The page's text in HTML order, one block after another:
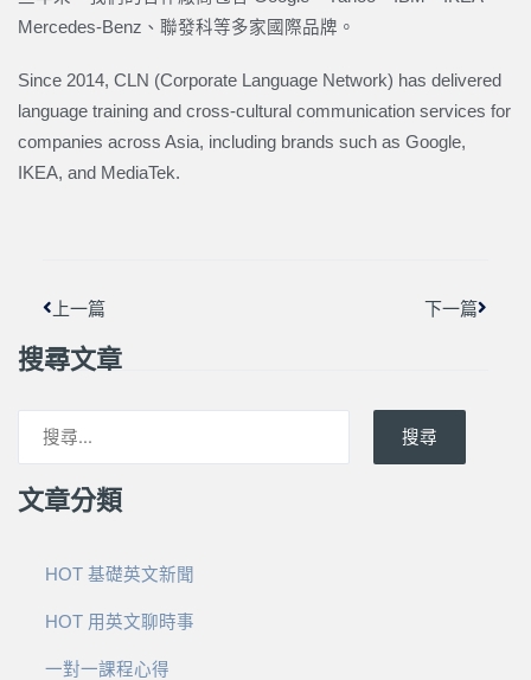
Mercedes-Benz、聯發科等多家國際品牌。
Since 2014, CLN (Corporate Language Network) has delivered
language training and cross-cultural communication services for
companies across Asia, including brands such as Google,
IKEA, and MediaTek.
上一篇 下一篇
搜尋文章
搜尋
文章分類
HOT 基礎英文新聞
HOT 用英文聊時事
一對一課程心得